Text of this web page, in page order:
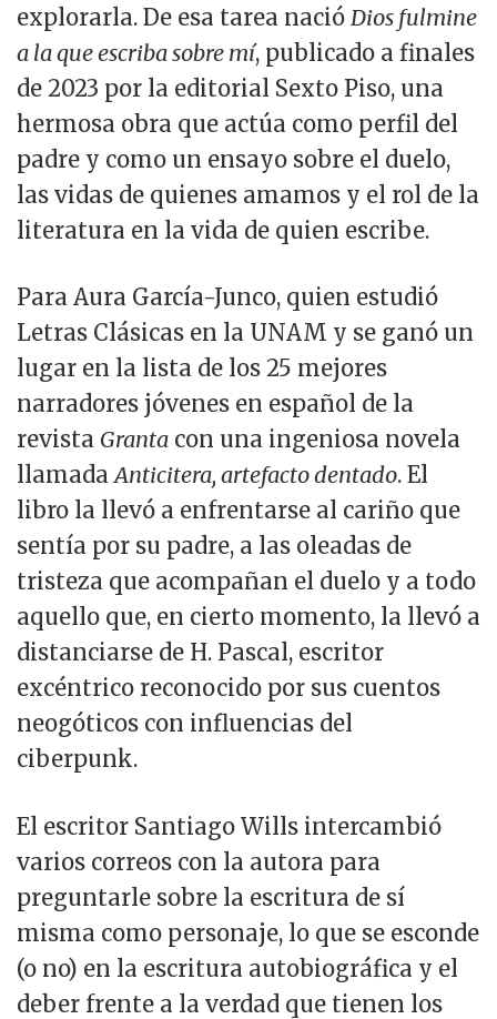
explorarla. De esa tarea nació Dios fulmine
a la que escriba sobre mí, publicado a finales
de 2023 por la editorial Sexto Piso, una
hermosa obra que actúa como perfil del
padre y como un ensayo sobre el duelo,
las vidas de quienes amamos y el rol de la
literatura en la vida de quien escribe.
Para Aura García-Junco, quien estudió
Letras Clásicas en la UNAM y se ganó un
lugar en la lista de los 25 mejores
narradores jóvenes en español de la
revista Granta con una ingeniosa novela
llamadaAnticitera, artefacto dentado. El
libro la llevó a enfrentarse al cariño que
sentía por su padre, a las oleadas de
tristeza que acompañan el duelo y a todo
aquello que, en cierto momento, la llevó a
distanciarse de H. Pascal, escritor
excéntrico reconocido por sus cuentos
neogóticos con influencias del
ciberpunk.
El escritor Santiago Wills intercambió
varios correos con la autora para
preguntarle sobre la escritura de sí
misma como personaje, lo que se esconde
(o no) en la escritura autobiográfica y el
deber frente a la verdad que tienen los